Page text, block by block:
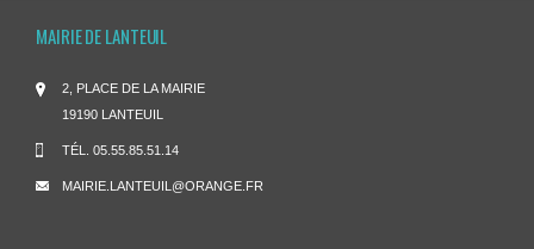
MAIRIE DE LANTEUIL
2, PLACE DE LA MAIRIE
19190 LANTEUIL
TÉL. 05.55.85.51.14
MAIRIE.LANTEUIL@ORANGE.FR